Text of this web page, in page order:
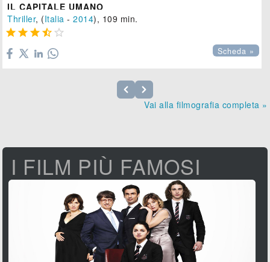
IL CAPITALE UMANO
Thriller, (Italia -2014), 109 min.
    
Scheda »
Vai alla filmografia completa »
I FILM PIÙ FAMOSI